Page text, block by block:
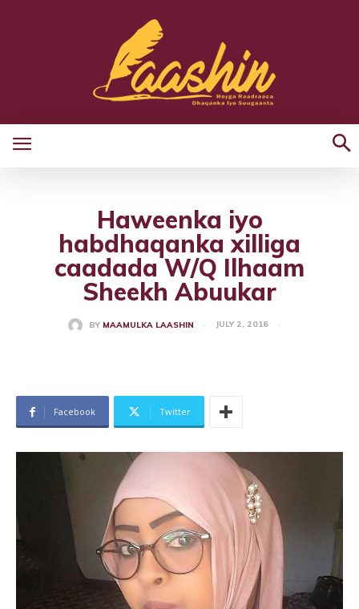
Haweenka iyo
habdhaqanka xilliga
caadada W/Q Ilhaam
Sheekh Abuukar
BY MAAMULKA LAASHIN JULY 2, 2016
Facebook Twitter